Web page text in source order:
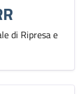
di Ripresa e